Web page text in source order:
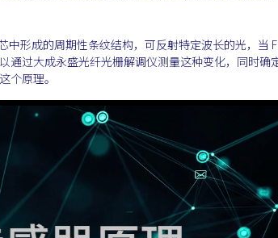
形成的周期性条纹结构，可反射特定波长的光，当
通过大成永盛光纤光栅解调仪测量这种变化，同时确
个原理。